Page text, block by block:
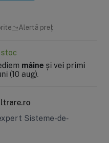
Alertă preț
stoc
mâine și vei primi
(10 aug).
Sisteme-de-